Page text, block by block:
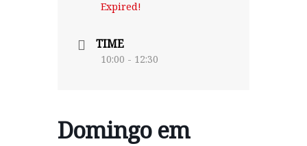
Expired!
TIME
10:00 - 12:30
Domingo em